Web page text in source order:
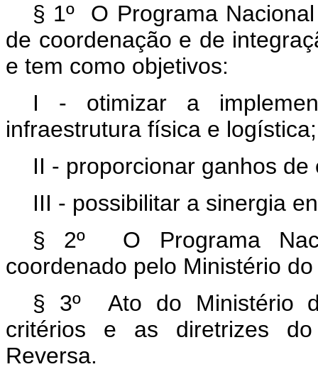
§ 1º O Programa
de coordenação e de
e tem como objetivos:
I - otimizar a
infraestrutura física e logística;
II - proporcionar ganhos de
III - possibilitar a sinergia
§ 2º O Programa
coordenado pelo Ministério
§ 3º Ato do Ministério
critérios e as diretrizes
Reversa.